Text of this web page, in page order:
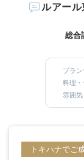
ルアー
総合
プラ
料理・
雰囲気
トキハナでご